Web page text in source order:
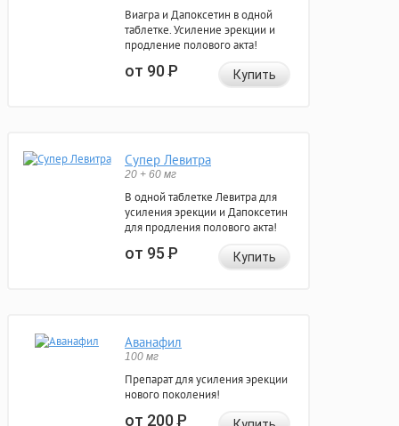
Виагра и Дапоксетин в одной
таблетке. Усиление эрекции и
продление полового акта!
от 90Р Купить
Супер Левитра
20 + 60 мг
В одной таблетке Левитра для
усиления эрекции и Дапоксетин
для продления полового акта!
от 95Р Купить
Аванафил
100 мг
Препарат для усиления эрекции
нового поколения!
от 200Р